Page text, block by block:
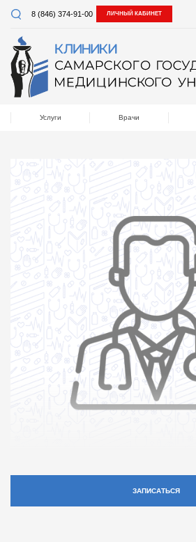
8 (846) 374-91-00 ЛИЧНЫЙ КАБИНЕТ
Услуги Врачи
ЗАПИСАТЬСЯ